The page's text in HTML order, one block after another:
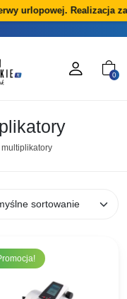
urlopowej. Realizacja
0
multiplikatory